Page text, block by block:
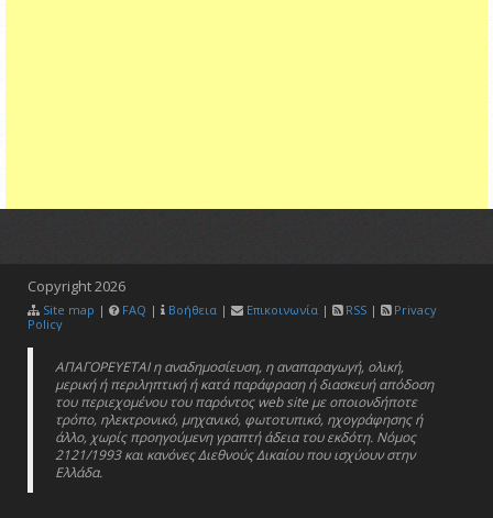
Copyright2026
Site map | FAQ | Βοήθεια | Επικοινωνία | RSS |
Privacy
Policy
ΑΠΑΓΟΡΕΥΕΤΑΙ η αναδημοσίευση, η αναπαραγωγή, ολική,
μερική ή περιληπτική ή κατά παράφραση ή διασκευή απόδοση
του περιεχομένου του παρόντος web site με οποιονδήποτε
τρόπο, ηλεκτρονικό, μηχανικό, φωτοτυπικό, ηχογράφησης ή
άλλο, χωρίς προηγούμενη γραπτή άδεια του εκδότη. Νόμος
2121/1993 και κανόνες Διεθνούς Δικαίου που ισχύουν στην
Ελλάδα.